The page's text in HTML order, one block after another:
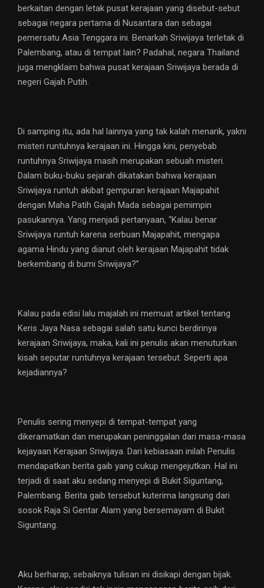
berkaitan dengan letak pusat kerajaan yang disebut-sebut
sebagai negara pertama di Nusantara dan sebagai
pemersatu Asia Tenggara ini. Benarkah Sriwijaya terletak di
Palembang, atau di tempat lain? Padahal, negara Thailand
juga mengklaim bahwa pusat kerajaan Sriwijaya berada di
negeri Gajah Putih.
Di samping itu, ada hal lainnya yang tak kalah menarik, yakni
misteri runtuhnya kerajaan ini. Hingga kini, penyebab
runtuhnya Sriwijaya masih merupakan sebuah misteri.
Dalam buku-buku sejarah dikatakan bahwa kerajaan
Sriwijaya runtuh akibat gempuran kerajaan Majapahit
dengan Maha Patih Gajah Mada sebagai pemimpin
pasukannya. Yang menjadi pertanyaan, “Kalau benar
Sriwijaya runtuh karena serbuan Majapahit, mengapa
agama Hindu yang dianut oleh kerajaan Majapahit tidak
berkembang di bumi Sriwijaya?”
Kalau pada edisi lalu majalah ini memuat artikel tentang
Keris Jaya Nasa sebagai salah satu kunci berdirinya
kerajaan Sriwijaya, maka, kali ini penulis akan menuturkan
kisah seputar runtuhnya kerajaan tersebut. Seperti apa
kejadiannya?
Penulis sering menyepi di tempat-tempat yang
dikeramatkan dan merupakan peninggalan dari masa-masa
kejayaan Kerajaan Sriwijaya. Dari kebiasaan inilah Penulis
mendapatkan berita gaib yang cukup mengejutkan. Hal ini
terjadi di saat aku sedang menyepi di Bukit Siguntang,
Palembang. Berita gaib tersebut kuterima langsung dari
sosok Raja Si Gentar Alam yang bersemayam di Bukit
Siguntang.
Aku berharap, sebaiknya tulisan ini disikapi dengan bijak.